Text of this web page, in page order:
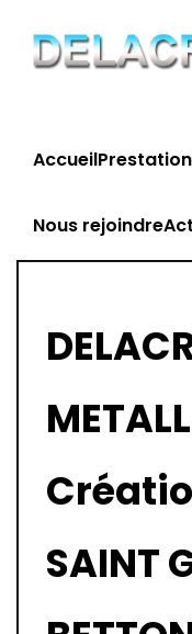
contenu
Accueil
Nous rejoindre
SAINT